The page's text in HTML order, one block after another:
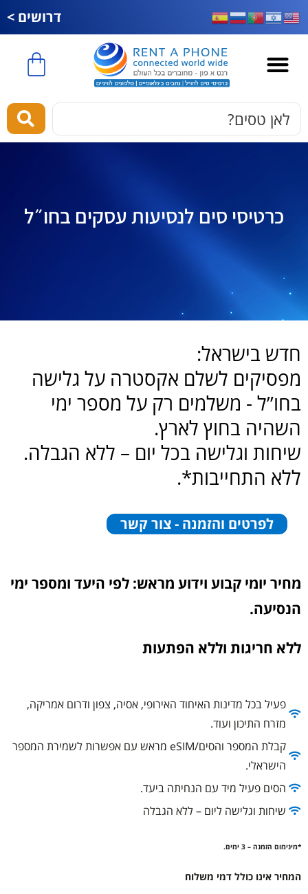
דרושים >
כרטיסי סים לנסיעות עסקים בחו״ל​
חדש בישראל:
מפסיקים לשלם אקסטרה על גלישה
בחו”ל - משלמים רק על מספר ימי
השהיה בחוץ לארץ.
שיחות וגלישה בכל יום – ללא הגבלה.
ללא התחייבות*.
לפרטים והזמנה - צור קשר
מחיר יומי קבוע וידוע מראש: לפי היעד ומספר ימי
הנסיעה.
ללא חריגות וללא הפתעות
פעיל בכל מדינות האיחוד האירופי, אסיה, צפון ודרום אמריקה,
מזרח התיכון ועוד.
קבלת המספר והסים/eSIM מראש עם אפשרות לשמירת המספר
הישראלי.
הסים פעיל מיד עם הנחיתה ביעד.
שיחות וגלישה ליום – ללא הגבלה
*מינימום הזמנה – 3 ימים.
המחיר אינו כולל דמי משלוח